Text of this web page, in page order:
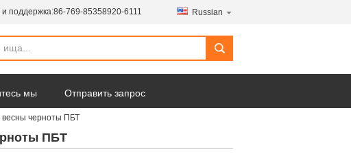
поддержка:86-769-85358920-6111 Russian
мы Отправить запрос
черноты ПБТ
ПБТ